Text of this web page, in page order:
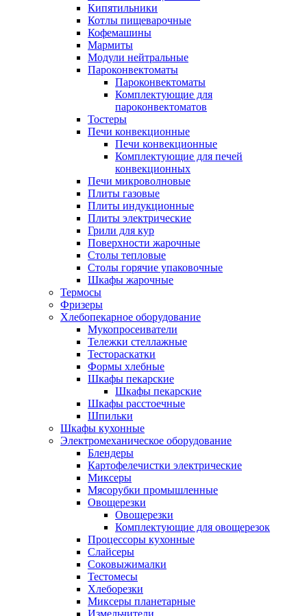
Кипятильники
Котлы пищеварочные
Кофемашины
Мармиты
Модули нейтральные
Пароконвектоматы
Пароконвектоматы
Комплектующие для
пароконвектоматов
Тостеры
Печи конвекционные
Печи конвекционные
Комплектующие для печей
конвекционных
Печи микроволновые
Плиты газовые
Плиты индукционные
Плиты электрические
Грили для кур
Поверхности жарочные
Столы тепловые
Столы горячие упаковочные
Шкафы жарочные
Термосы
Фризеры
Хлебопекарное оборудование
Мукопросеиватели
Тележки стеллажные
Тестораскатки
Формы хлебные
Шкафы пекарские
Шкафы пекарские
Шкафы расстоечные
Шпильки
Шкафы кухонные
Электромеханическое оборудование
Блендеры
Картофелечистки электрические
Миксеры
Мясорубки промышленные
Овощерезки
Овощерезки
Комплектующие для овощерезок
Процессоры кухонные
Слайсеры
Соковыжималки
Тестомесы
Хлеборезки
Миксеры планетарные
Измельчители